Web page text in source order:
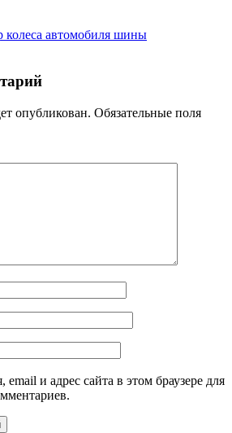
колеса автомобиля шины
опубликован. Обязательные поля
и адрес сайта в этом браузере для